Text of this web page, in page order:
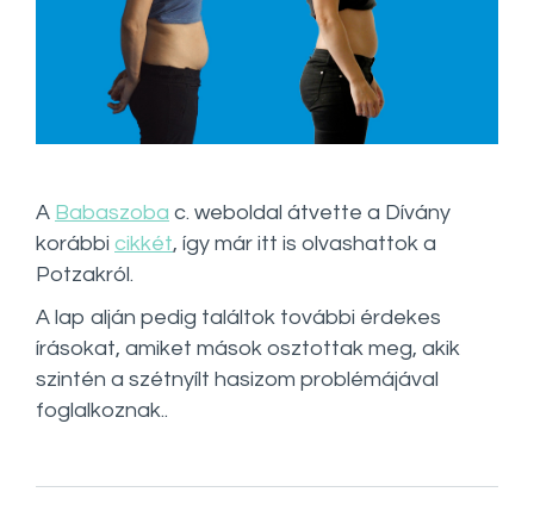
A Babaszoba c. weboldal átvette a Dívány
korábbi cikkét, így már itt is olvashattok a
Potzakról.
A lap alján pedig találtok további érdekes
írásokat, amiket mások osztottak meg, akik
szintén a szétnyílt hasizom problémájával
foglalkoznak..